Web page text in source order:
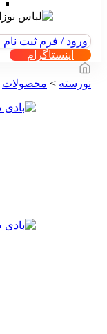
ورود / فرم ثبت نام
اینستاگرام
نورسته > محصولات